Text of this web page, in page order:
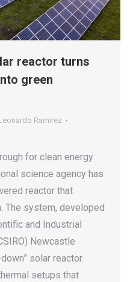
reactor turns
green
Ramirez
for clean energy
science agency has
reactor that
The system, developed
and Industrial
Newcastle
solar reactor.
setups that